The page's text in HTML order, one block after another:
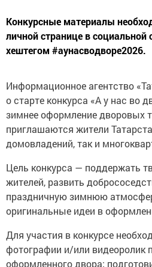
Конкурсные материалы
личной странице в социальной
хештегом #аунасводворе2026.
Информационное агентство
о старте конкурса «А у нас во
зимнее оформление дворовых
приглашаются жители
домовладений, так и
Цель конкурса — поддержать
жителей, развить
праздничную зимнюю
оригинальные идеи в
Для участия в конкурсе
фотографии и/или видеоролик
оформленного двора;